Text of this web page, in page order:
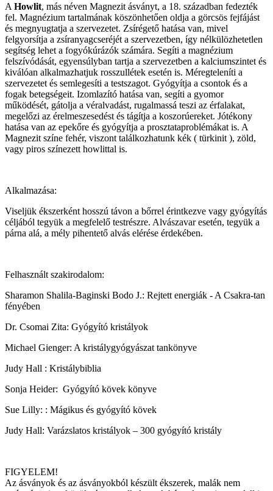
A Howlit, más néven Magnezit ásványt, a 18. században fedezték
fel. Magnézium tartalmának köszönhetően oldja a görcsös fejfájást
és megnyugtatja a szervezetet. Zsírégető hatása van, mivel
felgyorsítja a zsíranyagcseréjét a szervezetben, így nélkülözhetetlen
segítség lehet a fogyókúrázók számára. Segíti a magnézium
felszívódását, egyensúlyban tartja a szervezetben a kalciumszintet és
kiválóan alkalmazhatjuk rosszullétek esetén is. Méregteleníti a
szervezetet és semlegesíti a testszagot. Gyógyítja a csontok és a
fogak betegségeit. Izomlazító hatása van, segíti a gyomor
működését, gátolja a véralvadást, rugalmassá teszi az érfalakat,
megelőzi az érelmeszesedést és tágítja a koszorúereket. Jótékony
hatása van az epekőre és gyógyítja a prosztataproblémákat is. A
Magnezit színe fehér, viszont találkozhatunk kék ( türkinit ), zöld,
vagy piros színezett howlittal is.
Alkalmazása:
Viseljük ékszerként hosszú távon a bőrrel érintkezve vagy gyógyítás
céljából tegyük a megfelelő testrészre. Alvászavar esetén, tegyük a
párna alá, a mély pihentető alvás elérése érdekében.
Felhasznált szakirodalom:
Sharamon Shalila-Baginski Bodo J.: Rejtett energiák - A Csakra-tan
fényében
Dr. Csomai Zita: Gyógyító kristályok
Michael Gienger: A kristálygyógyászat tankönyve
Judy Hall : Kristálybiblia
Sonja Heider: Gyógyító kövek könyve
Sue Lilly: : Mágikus és gyógyító kövek
Judy Hall: Varázslatos kristályok – 300 gyógyító kristály
FIGYELEM!
Az ásványok és az ásványokból készült ékszerek, malák nem